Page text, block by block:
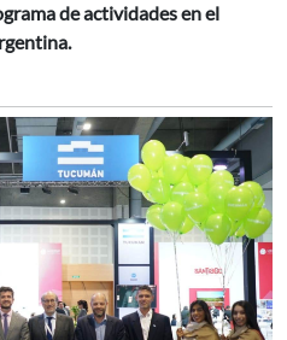
de actividades en el